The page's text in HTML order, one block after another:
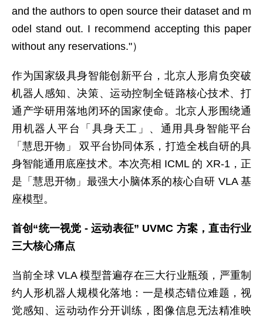
and the authors to open source their dataset and m
odel stand out. I recommend accepting this paper
without any reservations."）
作为国家级具身智能创新平台，北京人形肩负突破
机器人感知、决策、运动控制全链路核心技术、打
通产学研用落地闭环的国家使命。北京人形围绕通
用机器人平台「具身天工」、通用具身智能平台
「慧思开物」 双平台协同体系，打造全栈自研的具
身智能通用底座技术。本次亮相 ICML 的 XR-1，正
是「慧思开物」最强大小脑体系的核心自研 VLA 基
座模型。
首创“统一视觉 - 运动表征” UVMC 方案，直击行业
三大核心痛点
当前全球 VLA 模型普遍存在三大行业瓶颈，严重制
约人形机器人规模化落地：一是模态错位难题，视
觉感知、运动动作分开训练，图像信息无法精准映